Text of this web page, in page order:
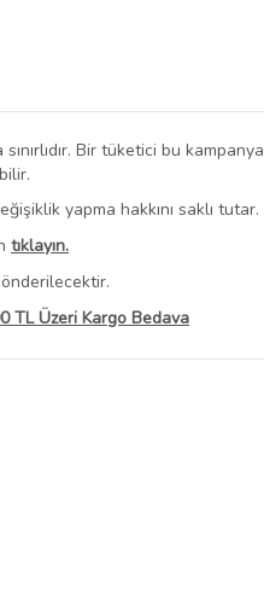
Bir tüketici bu kampanya
yapma hakkını saklı tutar.
tıklayın.
TL Üzeri Kargo Bedava